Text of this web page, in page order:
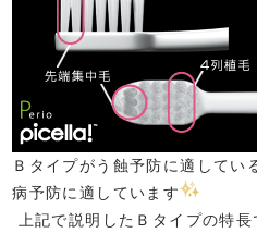
Ｂタイプがう蝕予防に適してい
病予防に適しています
上記で説明したＢタイプの特